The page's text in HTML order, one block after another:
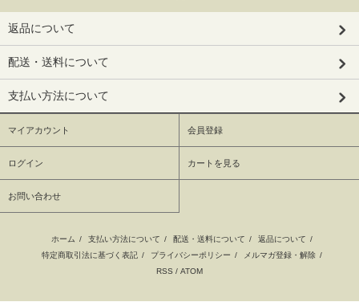
返品について
配送・送料について
支払い方法について
マイアカウント 会員登録
ログイン カートを見る
お問い合わせ
ホーム / 支払い方法について / 配送・送料について / 返品について /
特定商取引法に基づく表記 / プライバシーポリシー / メルマガ登録・解除 /
RSS / ATOM